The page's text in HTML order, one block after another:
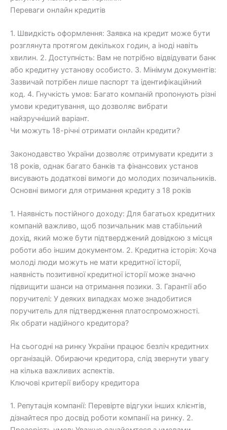
Переваги онлайн кредитів
1. Швидкість оформлення: Заявка на кредит може бути
розглянута протягом декількох годин, а іноді навіть
хвилин. 2. Доступність: Вам не потрібно відвідувати банк
або кредитну установу особисто. 3. Мінімум документів:
Зазвичай потрібен лише паспорт та ідентифікаційний
код. 4. Гнучкість умов: Багато компаній пропонують різні
умови кредитування, що дозволяє вибрати
найзручніший варіант.
Чи можуть 18-річні отримати онлайн кредити?
Законодавство України дозволяє отримувати кредити з
18 років, однак багато банків та фінансових установ
висувають додаткові вимоги до молодих позичальників.
Основні вимоги для отримання кредиту з 18 років
1. Наявність постійного доходу: Для багатьох кредитних
компаній важливо, щоб позичальник мав стабільний
дохід, який може бути підтверджений довідкою з місця
роботи або іншим документом. 2. Кредитна історія: Хоча
молоді люди можуть не мати кредитної історії,
наявність позитивної кредитної історії може значно
підвищити шанси на отримання позики. 3. Гарантії або
поручителі: У деяких випадках може знадобитися
поручитель для підтвердження платоспроможності.
Як обрати надійного кредитора?
На сьогодні на ринку України працює безліч кредитних
організацій. Обираючи кредитора, слід звернути увагу
на кілька важливих аспектів.
Ключові критерії вибору кредитора
1. Репутація компанії: Перевірте відгуки інших клієнтів,
дізнайтеся про досвід роботи компанії на ринку. 2.